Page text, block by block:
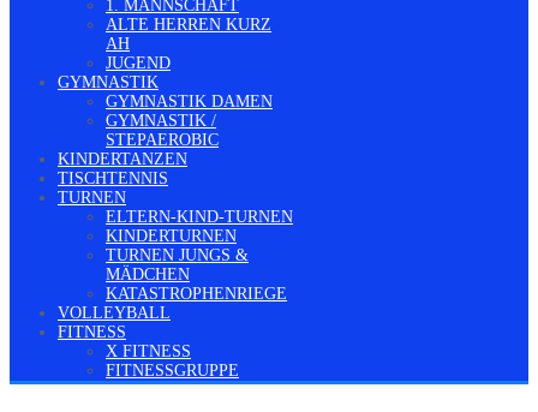
1. MANNSCHAFT
ALTE HERREN KURZ
AH
JUGEND
GYMNASTIK
GYMNASTIK DAMEN
GYMNASTIK /
STEPAEROBIC
KINDERTANZEN
TISCHTENNIS
TURNEN
ELTERN-KIND-TURNEN
KINDERTURNEN
TURNEN JUNGS &
MÄDCHEN
KATASTROPHENRIEGE
VOLLEYBALL
FITNESS
X FITNESS
FITNESSGRUPPE